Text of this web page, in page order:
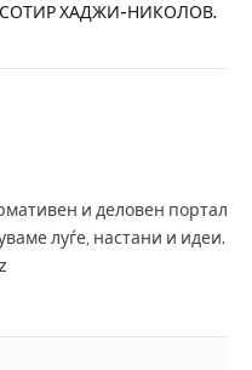
СОТИР ХАДЖИ-НИКОЛОВ.
и деловен портал
луѓе, настани и идеи.